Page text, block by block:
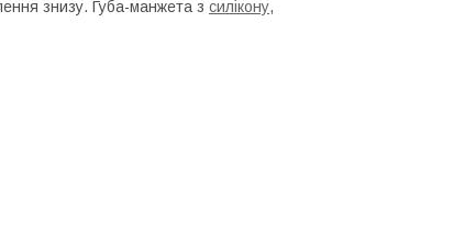
знизу. Губа-манжета з силікону,